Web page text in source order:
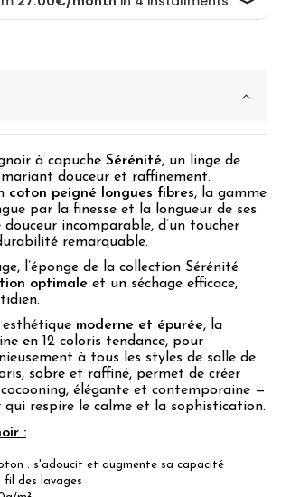
à capuche Sérénité, un linge de
mariant douceur et raffinement.
coton peigné longues fibres, la gamme
par la finesse et la longueur de ses
douceur incomparable, d’un toucher
remarquable.
l’éponge de la collection Sérénité
optimale et un séchage efficace,
esthétique moderne et épurée, la
en 12 coloris tendance, pour
à tous les styles de salle de
sobre et raffiné, permet de créer
élégante et contemporaine —
respire le calme et la sophistication.
:
: s'adoucit et augmente sa capacité
des lavages